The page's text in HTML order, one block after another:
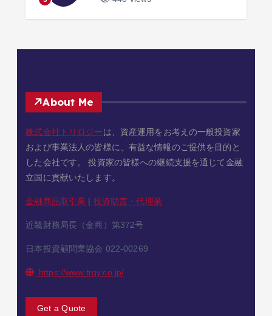
About Me
株式会社トリロジーは、資産運用をお考えの一般投資家
および事業法人の皆様に、有益な情報のご提供を目的と
した会社です。 投資家の皆様への継続支援を通じて金融
立国に貢献いたします。
金融商品取引業 | 投資助言・代理業
近畿財務局長（金商）第372号
日本投資顧問業協会 022-00269
https://www.trgy.co.jp/
Get a Quote